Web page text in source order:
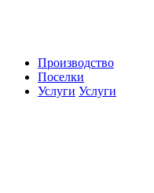
Производство
Поселки
Услуги Услуги